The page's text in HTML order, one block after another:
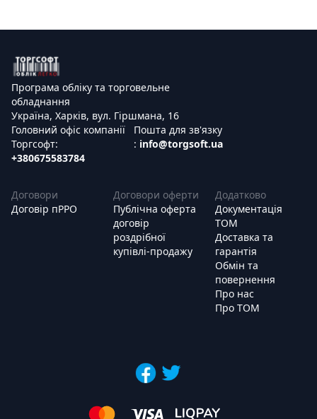
Програма обліку та торговельне
обладнання
Україна, Харків, вул. Гіршмана, 16
Головний офіс компанії
Торгсофт:
+380675583784
Пошта для зв'язку
: info@torgsoft.ua
Договори
Договір пРРО
Договори оферти
Публічна оферта
договір
роздрібної
купівлі-продажу
Додатково
Документація
ТОМ
Доставка та
гарантія
Обмін та
повернення
Про нас
Про ТОМ